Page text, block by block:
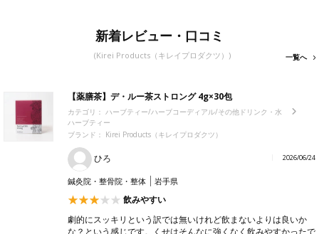
新着レビュー・口コミ
(Kirei Products（キレイプロダクツ）) 一覧へ
【薬膳茶】デ・ルー茶ストロング 4g×30包
カテゴリ： ハーブティー/ハーブコーディアル/その他ドリンク・水
ハーブティー
ブランド： Kirei Products（キレイプロダクツ）
ひろ 2026/06/24
鍼灸院・整骨院・整体 岩手県
飲みやすい
劇的にスッキリという訳では無いけれど飲まないよりは良いか